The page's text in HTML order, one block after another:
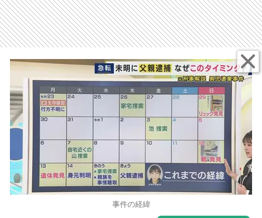
事件の経緯